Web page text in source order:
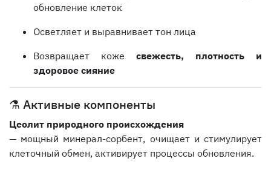
обновление клеток
Осветляет и выравнивает тон лица
Возвращает коже свежесть, плотность и
здоровое сияние
⚗️ Активные компоненты
Цеолит природного происхождения
— мощный минерал-сорбент, очищает и стимулирует
клеточный обмен, активирует процессы обновления.